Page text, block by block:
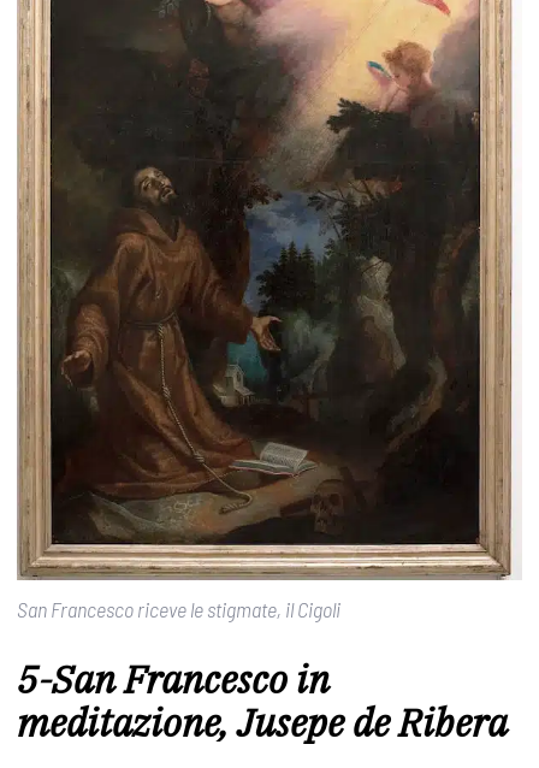
San Francesco riceve le stigmate, il Cigoli
5-San Francesco in
meditazione, Jusepe de Ribera